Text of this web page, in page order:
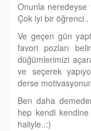
Onunla neredeyse
Çok iyi bir öğrenci..
Ve geçen gün
favori pozları
düğümlerimizi
ve seçerek
derse
Ben daha
hep kendi
haliyle..:)